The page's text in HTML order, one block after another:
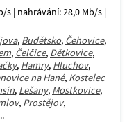
s | nahrávání: 28,0 Mb/s |
, Budětsko, Čehovice,
, Čelčice, Dětkovice,
, Hamry, Hluchov,
na Hané, Kostelec
, Lešany, Mostkovice,
, Prostějov,